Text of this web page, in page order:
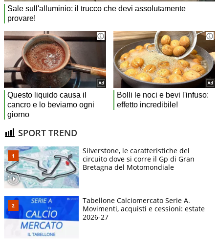
SPORT TREND
Silverstone, le caratteristiche del
circuito dove si corre il Gp di Gran
Bretagna del Motomondiale
Tabellone Calciomercato Serie A.
Movimenti, acquisti e cessioni: estate
2026-27